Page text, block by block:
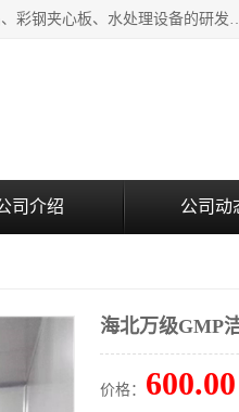
西安超润环境科技有限公司一般经营项目：净化设备、厨房设备、五金机电设备、不锈钢制品、彩钢夹心板、水处理设备的研发、销售；空气净化设备
司介绍 公司动
海北万级GMP
价格： 600.00